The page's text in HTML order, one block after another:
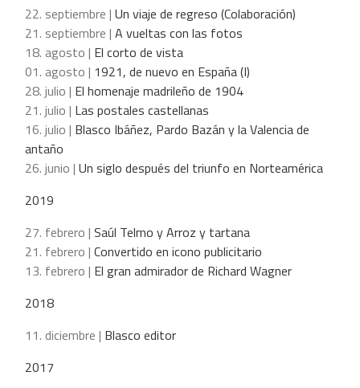
22. septiembre | Un viaje de regreso (Colaboración)
21. septiembre | A vueltas con las fotos
18. agosto | El corto de vista
01. agosto | 1921, de nuevo en España (I)
28. julio | El homenaje madrileño de 1904
21. julio | Las postales castellanas
16. julio | Blasco Ibáñez, Pardo Bazán y la Valencia de
antaño
26. junio | Un siglo después del triunfo en Norteamérica
2019
27. febrero | Saúl Telmo y Arroz y tartana
21. febrero | Convertido en icono publicitario
13. febrero | El gran admirador de Richard Wagner
2018
11. diciembre | Blasco editor
2017